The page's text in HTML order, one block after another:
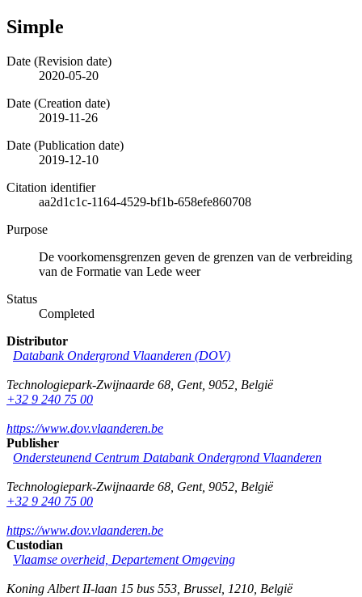
Simple
Date (Revision date)
2020-05-20
Date (Creation date)
2019-11-26
Date (Publication date)
2019-12-10
Citation identifier
aa2d1c1c-1164-4529-bf1b-658efe860708
Purpose
De voorkomensgrenzen geven de grenzen van de verbreiding
van de Formatie van Lede weer
Status
Completed
Distributor
Databank Ondergrond Vlaanderen (DOV)
Technologiepark-Zwijnaarde 68 Gent, 9052 België
+32 9 240 75 00
https://www.dov.vlaanderen.be
Publisher
Ondersteunend Centrum Databank Ondergrond Vlaanderen
Technologiepark-Zwijnaarde 68 Gent, 9052 België
+32 9 240 75 00
https://www.dov.vlaanderen.be
Custodian
Vlaamse overheid, Departement Omgeving
Koning Albert II-laan 15 bus 553 Brussel 1210 België